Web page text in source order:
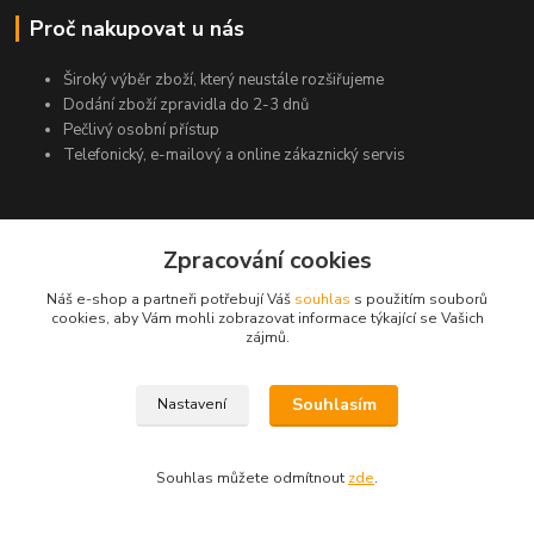
Proč nakupovat u nás
Široký výběr zboží, který neustále rozšiřujeme
Dodání zboží zpravidla do 2-3 dnů
Pečlivý osobní přístup
Telefonický, e-mailový a online zákaznický servis
Jasná 294
735 62 Český Těšín
+420724095453
Zpracování cookies
Náš e-shop a partneři potřebují Váš souhlas s použitím souborů
cookies, aby Vám mohli zobrazovat informace týkající se Vašich
zájmů.
Nastavení Souhlasím
Souhlas můžete odmítnout zde.